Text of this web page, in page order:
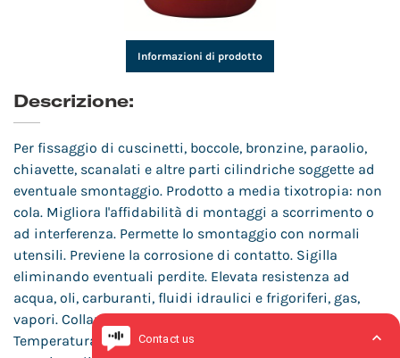
Informazioni di prodotto
Descrizione:
Per fissaggio di cuscinetti, boccole, bronzine, paraolio,
chiavette, scanalati e altre parti cilindriche soggette ad
eventuale smontaggio. Prodotto a media tixotropia: non
cola. Migliora l'affidabilità di montaggi a scorrimento o
ad interferenza. Permette lo smontaggio con normali
utensili. Previene la corrosione di contatto. Sigilla
eliminando eventuali perdite. Elevata resistenza ad
acqua, oli, carburanti, fluidi idraulici e frigoriferi, gas,
vapori. Collaudato secondo le norme DIN 54452.
Temperatura di impiego: da -55°C a +150°C. Gioco